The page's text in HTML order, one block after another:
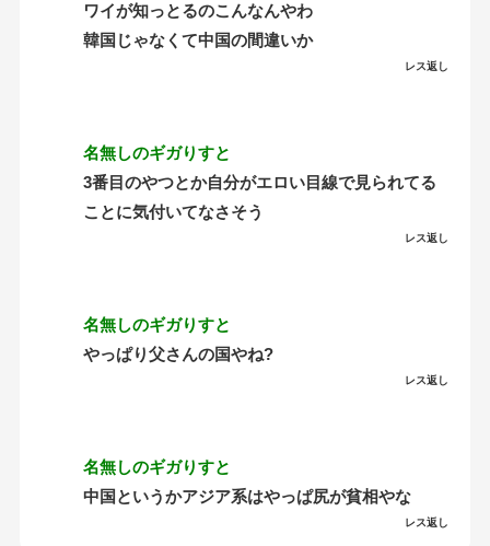
ワイが知っとるのこんなんやわ
韓国じゃなくて中国の間違いか
レス返し
名無しのギガりすと
3番目のやつとか自分がエロい目線で見られてる
ことに気付いてなさそう
レス返し
名無しのギガりすと
やっぱり父さんの国やね?
レス返し
名無しのギガりすと
中国というかアジア系はやっぱ尻が貧相やな
レス返し